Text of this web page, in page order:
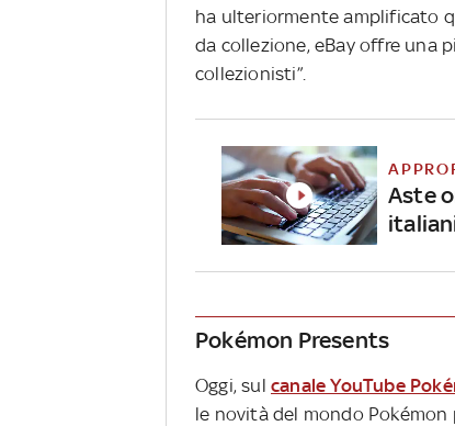
ha ulteriormente amplificato
da collezione, eBay offre una
collezionisti”.
Aste
Pokémon Presents
Oggi, sul canale YouTube
le novità del mondo Pokémon